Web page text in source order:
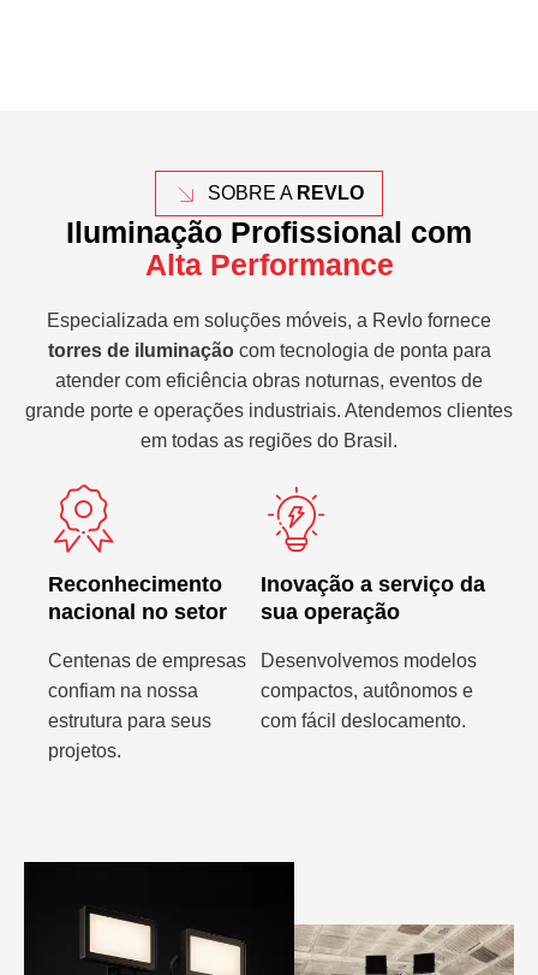
SOBRE A REVLO
Iluminação Profissional com
Alta Performance
Especializada em soluções móveis, a Revlo fornece
torres de iluminaçãocom tecnologia de ponta para
atender com eficiência obras noturnas, eventos de
grande porte e operações industriais. Atendemos clientes
em todas as regiões do Brasil.
Reconhecimento
nacional no setor
Centenas de empresas
confiam na nossa
estrutura para seus
projetos.
Inovação a serviço da
sua operação
Desenvolvemos modelos
compactos, autônomos e
com fácil deslocamento.